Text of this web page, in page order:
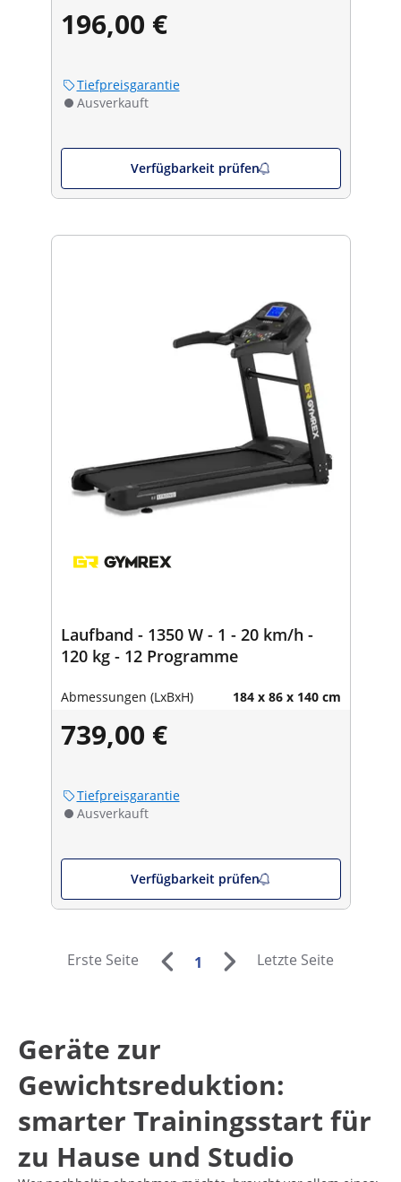
196,00 €
Tiefpreisgarantie
Ausverkauft
Verfügbarkeit prüfen
Laufband - 1350 W - 1 - 20 km/h -
120 kg - 12 Programme
Abmessungen (LxBxH) 184 x 86 x 140 cm
739,00 €
Tiefpreisgarantie
Ausverkauft
Verfügbarkeit prüfen
Erste Seite 1 Letzte Seite
Geräte zur
Gewichtsreduktion:
smarter Trainingsstart für
zu Hause und Studio